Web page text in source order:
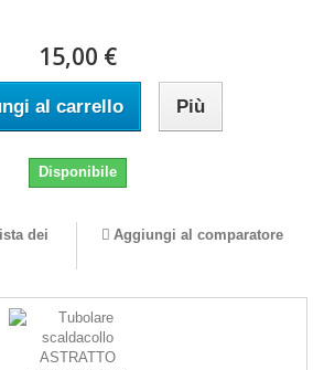
15,00 €
al carrello Più
Disponibile
dei
Aggiungi al comparatore